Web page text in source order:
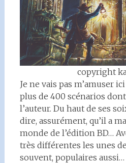
copyright
Je ne vais pas m’amuser
plus de 400 scénarios
l’auteur. Du haut de ses
dire, assurément, qu’il a
monde de l’édition BD…
très différentes les unes
souvent, populaires